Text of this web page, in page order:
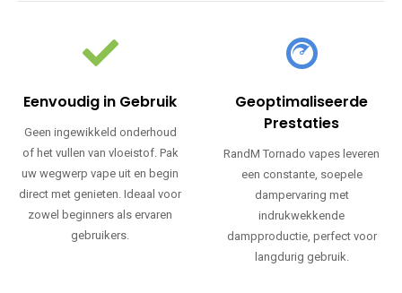
Eenvoudig in Gebruik
Geen ingewikkeld onderhoud
of het vullen van vloeistof. Pak
uw wegwerp vape uit en begin
direct met genieten. Ideaal voor
zowel beginners als ervaren
gebruikers.
Geoptimaliseerde
Prestaties
RandM Tornado vapes leveren
een constante, soepele
dampervaring met
indrukwekkende
dampproductie, perfect voor
langdurig gebruik.